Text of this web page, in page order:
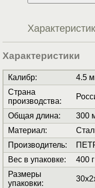
Характеристики
Калибр:
4.5
Страна
производства:
Общая длина:
300
Материал:
Производитель:
Вес в упаковке:
400 г
Размеры
упаковки: